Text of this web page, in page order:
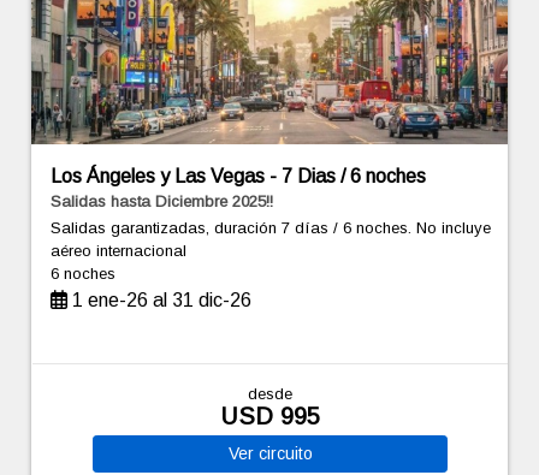
Los Ángeles y Las Vegas - 7 Dias / 6 noches
Salidas hasta Diciembre 2025!!
Salidas garantizadas, duración 7 días / 6 noches. No incluye
aéreo internacional
6 noches
1 ene-26 al 31 dic-26
desde
USD 995
Ver circuito